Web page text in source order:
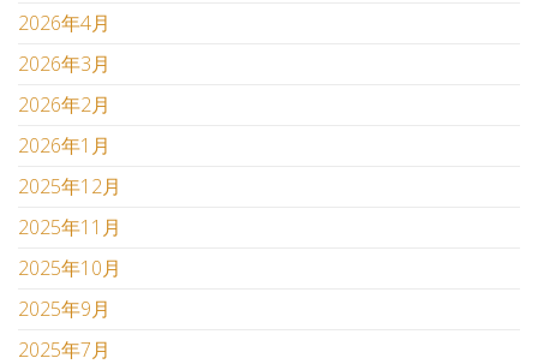
2026年4月
2026年3月
2026年2月
2026年1月
2025年12月
2025年11月
2025年10月
2025年9月
2025年7月